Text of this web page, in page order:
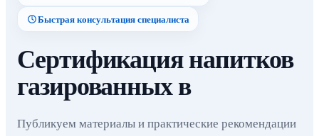
Быстрая консультация специалиста
Сертификация напитков
газированных в
Публикуем материалы и практические рекомендации